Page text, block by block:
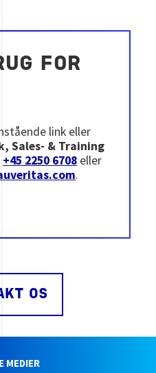
FOR
link eller
Sales- & Training
+45 2250 6708 eller
.
OS
MEDIER